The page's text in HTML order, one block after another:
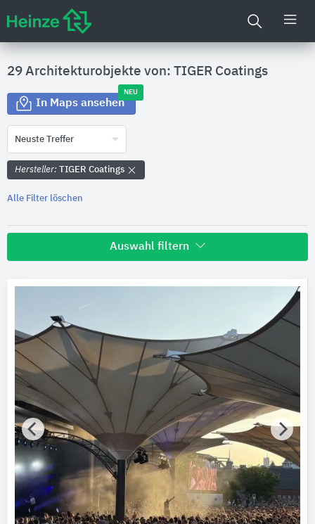
29 Architekturobjekte von: TIGER Coatings
In Maps ansehen
NEU
Neuste Treffer
Hersteller: TIGER Coatings
Alle Filter löschen
Auswahl filtern
Bundesland
Bitte auswählen
AWARD Jahr
Bitte auswählen
AWARD Typ
Bitte auswählen
AWARD Auszeichnung
Bitte auswählen